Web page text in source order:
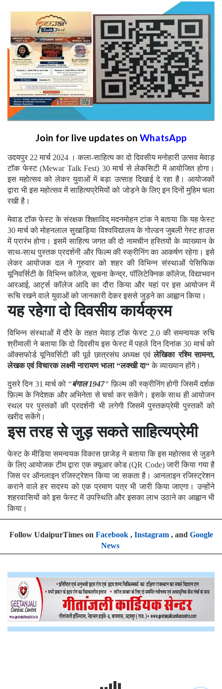
Join for live updates on WhatsApp
उदयपुर 22 मार्च 2024 । कला-साहित्य का दो दिवसीय मनोहारी उत्सव मेवाड़
टॉक फेस्ट (Mewar Talk Fest) 30 मार्च से लेकसिटी में आयोजित होगा।
इस महोत्सव को लेकर युवाओं में बड़ा उत्साह दिखाई दे रहा है। आयोजकों
द्वारा भी इस महोत्सव में साहित्यप्रेमियों को जोड़ने के लिए इन दिनों मुहिम चला
रखी है।
मेवाड टॉक फेस्ट के संरक्षक शिक्षाविद् मदनमोहन टांक ने बताया कि यह फेस्ट
30 मार्च को मोहनलाल सुखाड़िया विश्वविद्यालय के गोल्डन जुबली गेस्ट हाउस
में प्रारंभ होगा। इसमें साहित्य जगत की दो नामचीन हस्तियों के व्याख्यान के
साथ-साथ पुस्तक प्रदर्शनी और फिल्म की स्क्रीनिंग का आकर्षण रहेगा। इसे
लेकर आयोजक दल ने गुरुवार को शहर की विभिन्न संस्थाओं पेसिफिक
यूनिवर्सिटी के विभिन्न कॉलेज, सूचना केन्द्र, पॉलिटेक्निक कॉलेज, विद्याभवन
आरआई, आर्ट्स कॉलेज आदि का दौरा किया और यहां पर इस आयोजन में
रूचि रखने वाले युवाओं को जानकारी देकर इससे जुड़ने का आह्वान किया।
यह रहेगा दो दिवसीय कार्यक्रम
विभिन्न संस्थाओं में दौरे के तहत मेवाड़ टॉक फेस्ट 2.0 की समन्वयक रुचि
श्रीमाली ने बताया कि दो दिवसीय इस फेस्ट में पहले दिन दिनांक 30 मार्च को
ऑक्सफोर्ड यूनिवर्सिटी की पूर्व छात्रसंघ अध्यक्ष एवंलेखिका रश्मि सामन्त,
लेखक एवं विचारक लक्ष्मी नारायण भाला “लक्खी दा“के व्याख्यान होंगे।
दुसरे दिन 31 मार्च को “बंगाल 1947“ फ़िल्म की स्क्रीनिंग होगी जिसमें दर्शक
फ़िल्म के निदेशक और अभिनेता से चर्चा कर सकेंगे। इसके साथ ही आयोजन
स्थल पर पुस्तकों की प्रदर्शनी भी लगेगी जिसमें पुस्तकप्रेमी पुस्तकों को
खरीद सकेंगे।
इस तरह से जुड़ सकते साहित्यप्रेमी
फेस्ट के मीडिया समन्वयक विकास छाजेड़ ने बताया कि इस महोत्सव से जुडने
के लिए आयोजक टीम द्वारा एक क्यूआर कोड (QR Code) जारी किया गया है
जिस पर ऑनलाइन रजिस्ट्रेशन किया जा सकता है। आनलाइन रजिस्ट्रेशन
कराने वाले हर सदस्य को एक प्रमाण पत्र भी जारी किया जाएगा। उन्होंने
शहरवासियों को इस फेस्ट में उपस्थिति और इसका लाभ उठाने का आह्वान भी
किया।
Follow UdaipurTimes on Facebook, Instagram, and Google
News